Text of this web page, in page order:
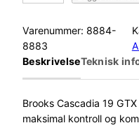
o
o
k
a
s
Varenummer: 8884-
8883
BeskrivelseTeknisk
Brooks Cascadia 19
maksimal kontroll og